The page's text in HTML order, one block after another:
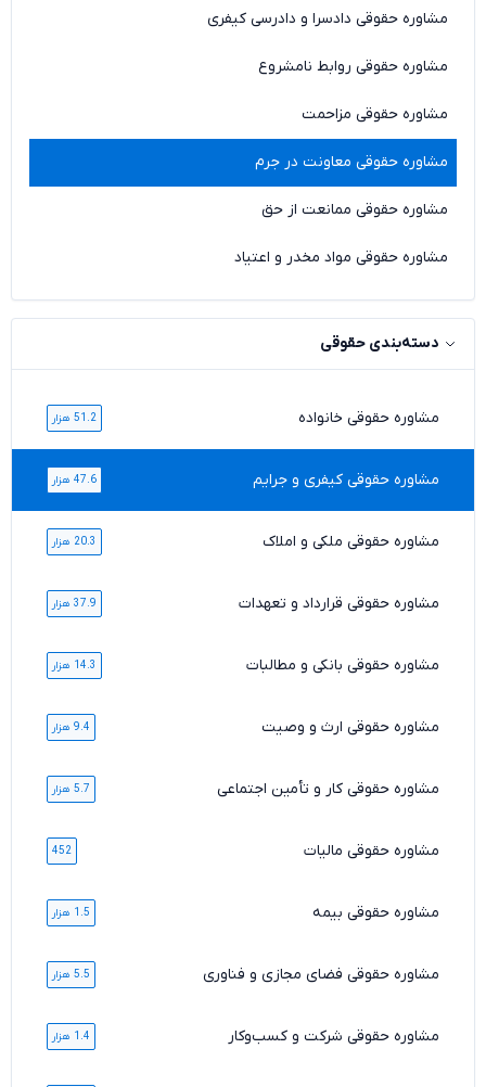
مشاوره حقوقی دادسرا و دادرسی کیفری
مشاوره حقوقی روابط نامشروع
مشاوره حقوقی مزاحمت
مشاوره حقوقی معاونت در جرم
مشاوره حقوقی ممانعت از حق
مشاوره حقوقی مواد مخدر و اعتیاد
دسته‌بندی حقوقی
مشاوره حقوقی خانواده 51.2 هزار
مشاوره حقوقی کیفری و جرایم 47.6 هزار
مشاوره حقوقی ملکی و املاک 20.3 هزار
مشاوره حقوقی قرارداد و تعهدات 37.9 هزار
مشاوره حقوقی بانکی و مطالبات 14.3 هزار
مشاوره حقوقی ارث و وصیت 9.4 هزار
مشاوره حقوقی کار و تأمین اجتماعی 5.7 هزار
مشاوره حقوقی مالیات 452
مشاوره حقوقی بیمه 1.5 هزار
مشاوره حقوقی فضای مجازی و فناوری 5.5 هزار
مشاوره حقوقی شرکت و کسب‌وکار 1.4 هزار